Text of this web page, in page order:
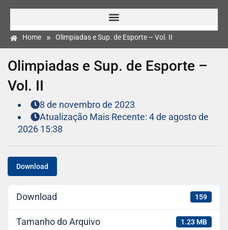
Home » Olimpiadas e Sup. de Esporte – Vol. II
Olimpiadas e Sup. de Esporte –
Vol. II
8 de novembro de 2023
Atualização Mais Recente: 4 de agosto de
2026 15:38
Download
Download 159
Tamanho do Arquivo 1.23 MB